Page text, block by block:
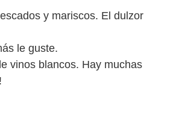
y mariscos. El dulzor
le guste.
vinos blancos. Hay muchas